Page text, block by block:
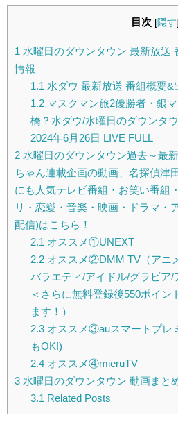
目次 [隠す]
1 水曜日のダウンタウン 最新放送
情報
1.1水ダウ 最新放送 番組概要&
1.2マスクマン旅2優勝者・銀
橋？水ダウ/水曜日のダウンタ
2024年6月26日 LIVE FULL
2 水曜日のダウンタウン過去～最
ちゃん連載企画の動画、名探偵津
にも人気テレビ番組・お笑い番組
リ・恋愛・音楽・映画・ドラマ・
配信)はこちら！
2.1オススメ①UNEXT
2.2オススメ②DMM TV（アニ
バラエティ/アイドル/グラビア
＜さらに無料登録後550ポイン
ます！）
2.3オススメ③auスマートプレ
もOK!)
2.4オススメ④mieruTV
3 水曜日のダウンタウン 動画まと
3.1Related Posts